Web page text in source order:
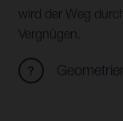
wird der Weg
Vergnügen.